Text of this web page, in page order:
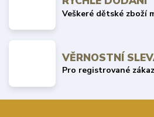
Veškeré dětské zboží
VĚRNOSTNÍ
Pro registrované